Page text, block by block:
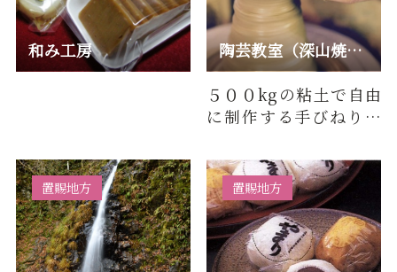
和み工房 陶芸教室（深山焼 深山工房つち団子）
５００kgの粘土で自由
に制作する手びねり体
ロ体験、素焼きの湯の
みや皿に…
置賜地方 置賜地方